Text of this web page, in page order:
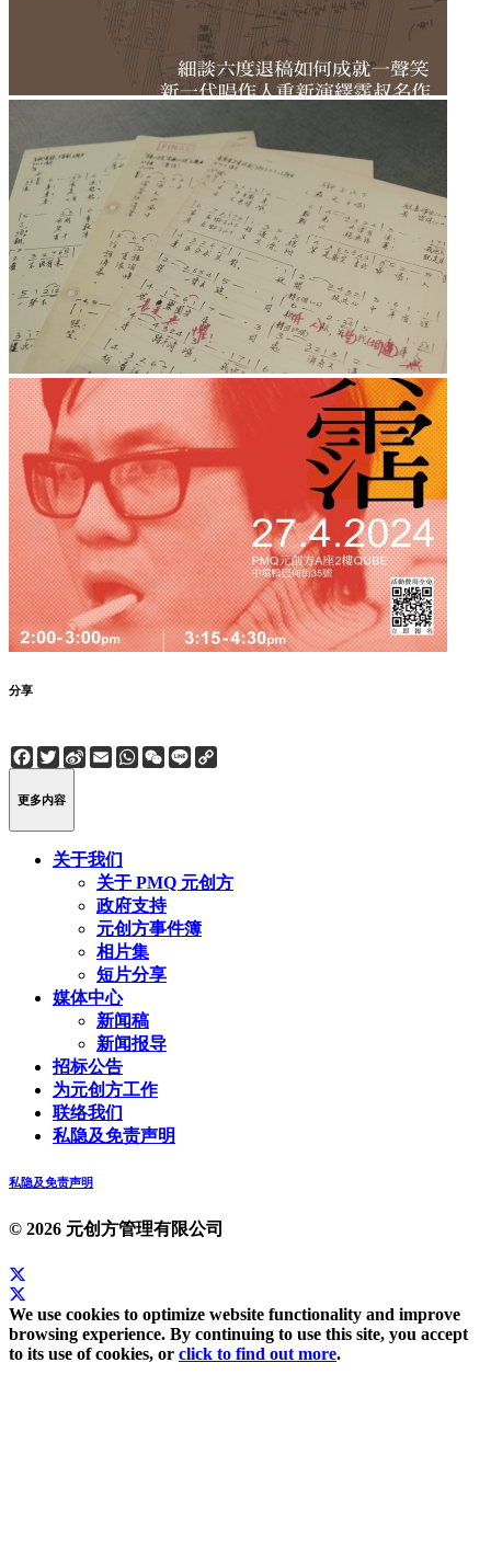
分享
Facebook
Twitter
Sina
Weibo
EmailWhatsApp
WeChat
Line
更多内容
关于我们
关于 PMQ 元创方
政府支持
元创方事件簿
相片集
短片分享
媒体中心
新闻稿
新闻报导
招标公告
为元创方工作
联络我们
私隐及免责声明
私隐及免责声明
© 2026 元创方管理有限公司
We use cookies to optimize website functionality and improve
browsing experience. By continuing to use this site, you accept
to its use of cookies, or click to find out more.